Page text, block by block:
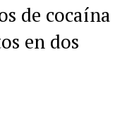
de cocaína
en dos